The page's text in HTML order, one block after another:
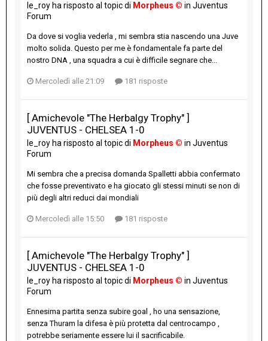
le_roy ha risposto al topic di Morpheus © in Juventus
Forum
Da dove si voglia vederla , mi sembra stia nascendo una Juve
molto solida. Questo per me è fondamentale fa parte del
nostro DNA , una squadra a cui è difficile segnare che...
Mercoledì alle 21:09 181 risposte
[ Amichevole "The Herbalgy Trophy" ]
JUVENTUS - CHELSEA 1-0
le_roy ha risposto al topic di Morpheus © in Juventus
Forum
Mi sembra che a precisa domanda Spalletti abbia confermato
che fosse preventivato e ha giocato gli stessi minuti se non di
più degli altri reduci dai mondiali
Mercoledì alle 15:50 181 risposte
[ Amichevole "The Herbalgy Trophy" ]
JUVENTUS - CHELSEA 1-0
le_roy ha risposto al topic di Morpheus © in Juventus
Forum
Ennesima partita senza subire goal , ho una sensazione,
senza Thuram la difesa è più protetta dal centrocampo ,
potrebbe seriamente essere lui il sacrificabile.